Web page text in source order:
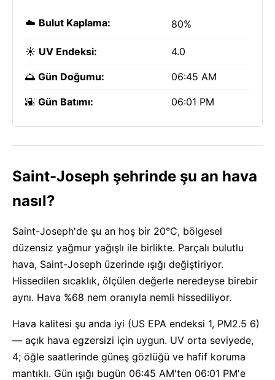
☁️ Bulut Kaplama: 80%
☀️ UV Endeksi: 4.0
🌅 Gün Doğumu: 06:45 AM
🌇 Gün Batımı: 06:01 PM
Saint-Joseph şehrinde şu an hava
nasıl?
Saint-Joseph'de şu an hoş bir 20°C, bölgesel
düzensiz yağmur yağışlı ile birlikte. Parçalı bulutlu
hava, Saint-Joseph üzerinde ışığı değiştiriyor.
Hissedilen sıcaklık, ölçülen değerle neredeyse birebir
aynı. Hava %68 nem oranıyla nemli hissediliyor.
Hava kalitesi şu anda iyi (US EPA endeksi 1, PM2.5 6)
— açık hava egzersizi için uygun. UV orta seviyede,
4; öğle saatlerinde güneş gözlüğü ve hafif koruma
mantıklı. Gün ışığı bugün 06:45 AM'ten 06:01 PM'e